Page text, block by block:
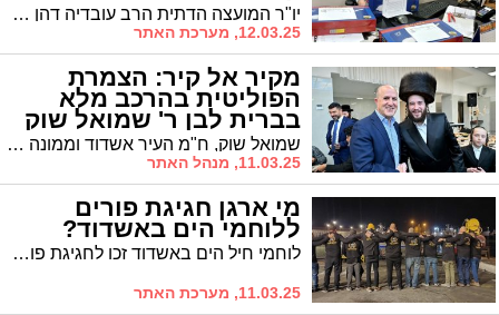
לקראת חג הפורים יו"ר המועצה הדתית הרב עובדיה דהן פרסם היום דף הנחיות מיוחד לקראת פורים הקרב, שיחול השנה בערב שבת. "השנה נדרשת היערכות מיוחדת בשל החפיפה בין פורים לערב שבת", נמסר מהמועצה הדתית.
12.03.25, מערכת האתר
מקיר אל קיר: הצמרת
הפוליטית בהרכב מלא
בברית לבן ר' שמואל שוק
שמואל שוק, ח"מ העיר אשדוד וממונה תיק החינוך, ערך אתמול (ב') ברית לבנו, שרים וח"כים, ראה"ע, מנכ"ל העיריה, בכירי האגפים, חברי המועצה וכל צמרת העסקונה התייצבה • גלריה נרחבת
11.03.25, מנהל האתר
מי ארגן חגיגת פורים
ללוחמי הים באשדוד?
לוחמי חיל הים באשדוד זכו לחגיגת פורים מיוחדת עם בשר על האש ומוזיקה, במחווה מקומית שכבר הפכה למסורת
11.03.25, מערכת האתר